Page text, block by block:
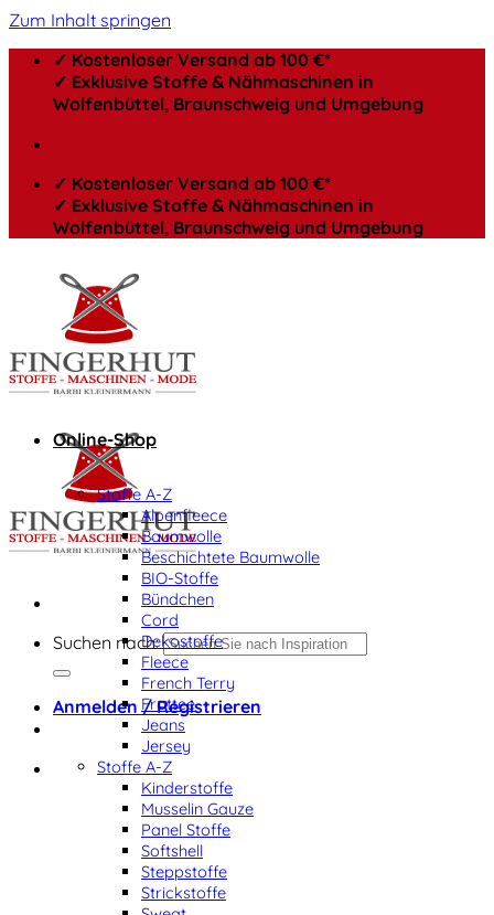
Zum Inhalt springen
✓ Kostenloser Versand ab 100 €*
✓ Exklusive Stoffe & Nähmaschinen in
Wolfenbüttel, Braunschweig und Umgebung
✓ Kostenloser Versand ab 100 €*
✓ Exklusive Stoffe & Nähmaschinen in
Wolfenbüttel, Braunschweig und Umgebung
Suchen nach:
Anmelden / Registrieren
Online-Shop
Stoffe A-Z
Alpenfleece
Baumwolle
Beschichtete Baumwolle
BIO-Stoffe
Bündchen
Cord
Dekostoffe
Fleece
French Terry
Frottee
Jeans
Jersey
Stoffe A-Z
Kinderstoffe
Musselin Gauze
Panel Stoffe
Softshell
Steppstoffe
Strickstoffe